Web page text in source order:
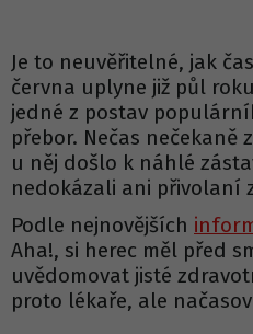
Je to neuvěřitelné, jak
června uplyne již půl
jedné z postav
přebor. Nečas nečekaně
u něj došlo k náhlé
nedokázali ani přivolaní
Podle nejnovějších
Aha!, si herec měl před
uvědomovat jisté
proto lékaře, ale